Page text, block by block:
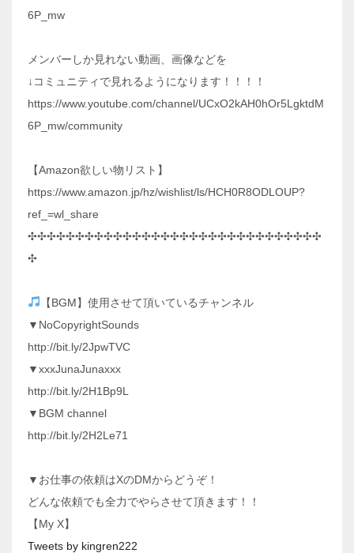
6P_mw
メンバーしか見れない動画、画像などを
↓コミュニティで見れるようになります！！！！
https://www.youtube.com/channel/UCxO2kAH0hOr5LgktdM
6P_mw/community
【Amazon欲しい物リスト】
https://www.amazon.jp/hz/wishlist/ls/HCH0R8ODLOUP?
ref_=wl_share
✣✣✣✣✣✣✣✣✣✣✣✣✣✣✣✣✣✣✣✣✣✣✣✣✣✣✣✣✣✣✣
✣
【BGM】使用させて頂いているチャンネル
▼NoCopyrightSounds
http://bit.ly/2JpwTVC
▼xxxJunaJunaxxx
http://bit.ly/2H1Bp9L
▼BGM channel
http://bit.ly/2H2Le71
▼お仕事の依頼はXのDMからどうぞ！
どんな依頼でも全力でやらさせて頂きます！！
【My X】
Tweets by kingren222